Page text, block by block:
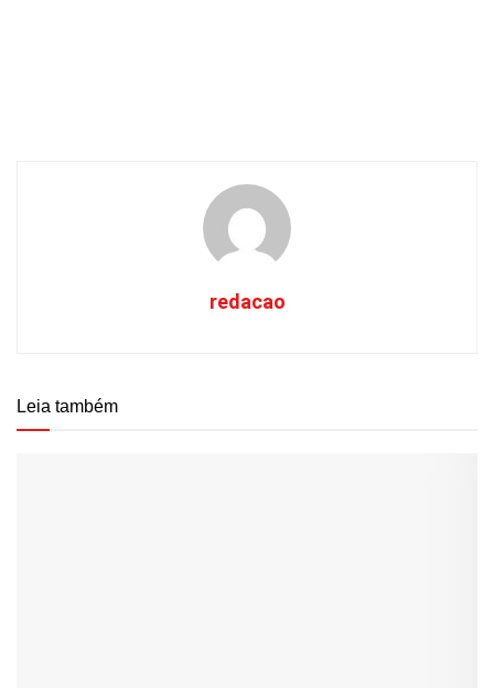
redacao
Leia também